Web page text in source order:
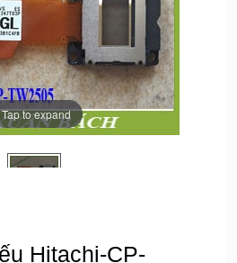
Tap to expand
Hitachi-CP-